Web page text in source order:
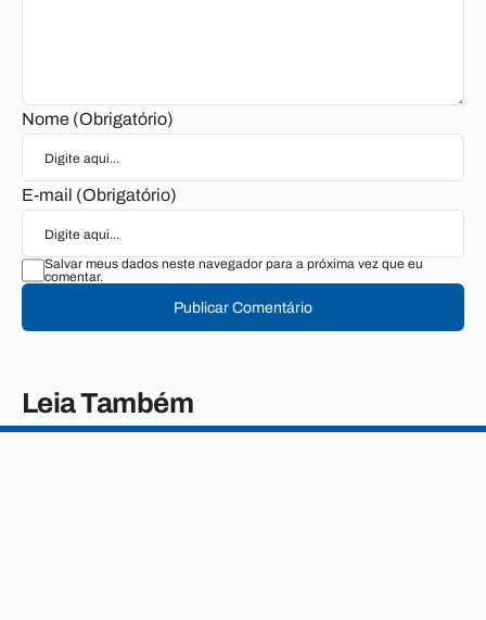
Nome (Obrigatório)
E-mail (Obrigatório)
Salvar meus dados neste navegador para a próxima vez que eu
comentar.
Publicar Comentário
Leia Também